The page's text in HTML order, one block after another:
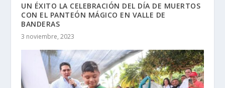
UN ÉXITO LA CELEBRACIÓN DEL DÍA DE MUERTOS
CON EL PANTEÓN MÁGICO EN VALLE DE
BANDERAS
3 noviembre, 2023